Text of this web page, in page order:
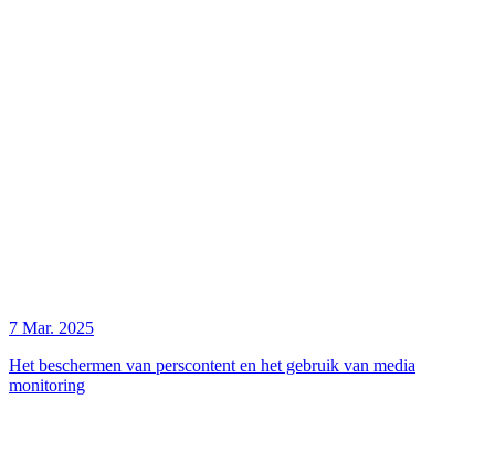
7 Mar. 2025
Het beschermen van perscontent en het gebruik van media
monitoring